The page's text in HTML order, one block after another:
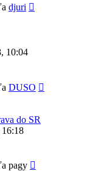
djuri
10:04
DUSO
do SR
16:18
pagy